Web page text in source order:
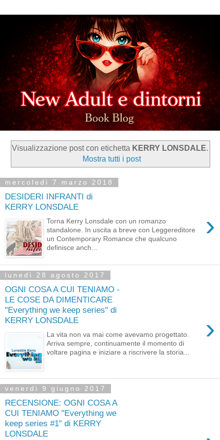
Visualizzazione post con etichetta KERRY LONSDALE.
Mostra tutti i post
mercoledì 7 marzo 2018
DESIDERI INFRANTI di
KERRY LONSDALE
›
Torna Kerry Lonsdale con un romanzo
standalone. In uscita a breve con Leggereditore
un Contemporary Romance che qualcuno
definisce anch...
lunedì 28 agosto 2017
OGNI COSA A CUI TENIAMO -
LE COSE DA DIMENTICARE
"Everything we keep series" di
KERRY LONSDALE
›
La vita non va mai come avevamo progettato.
Arriva sempre, continuamente il momento di
voltare pagina e iniziare a riscrivere la storia...
venerdì 9 giugno 2017
RECENSIONE: OGNI COSA A
CUI TENIAMO "Everything we
keep series #1" di KERRY
LONSDALE